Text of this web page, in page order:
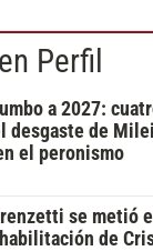
Perfil
a 2027:
desgaste de
el peronismo
se metió
de